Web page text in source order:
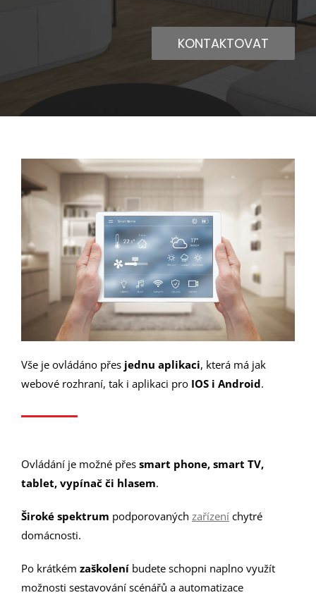
KONTAKTOVAT
Vše je ovládáno přes jednu aplikaci, která má jak
webové rozhraní, tak i aplikaci pro IOS i Android.
Ovládání je možné přes smart phone, smart TV,
tablet, vypínač či hlasem.
Široké spektrum podporovaných zařízení chytré
domácnosti.
Po krátkém zaškolení budete schopni naplno využít
možnosti sestavování scénářů a automatizace